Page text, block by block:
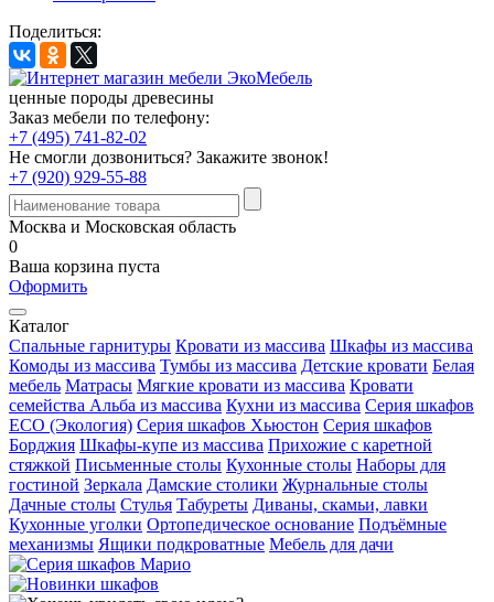
Поделиться:
ценные породы древесины
Заказ мебели по телефону:
+7 (495) 741-82-02
Не смогли дозвониться? Закажите звонок!
+7 (920) 929-55-88
Москва и Московская область
0
Ваша корзина пуста
Оформить
Каталог
Спальные гарнитуры Кровати из массива Шкафы из массива
Комоды из массива Тумбы из массива Детские кровати Белая
мебель Матрасы Мягкие кровати из массива Кровати
семейства Альба из массива Кухни из массива Серия шкафов
ECO (Экология) Серия шкафов Хьюстон Серия шкафов
Борджия Шкафы-купе из массива Прихожие с каретной
стяжкой Письменные столы Кухонные столы Наборы для
гостиной Зеркала Дамские столики Журнальные столы
Дачные столы Стулья Табуреты Диваны, скамьи, лавки
Кухонные уголки Ортопедическое основание Подъёмные
механизмы Ящики подкроватные Мебель для дачи